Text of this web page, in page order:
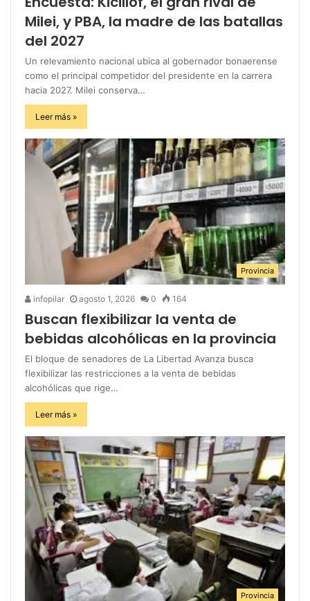
Milei, y PBA, la madre de las batallas
del 2027
Un relevamiento nacional ubica al gobernador bonaerense
como el principal competidor del presidente en la carrera
hacia 2027. Milei conserva…
Leer más »
Provincia
infopilar agosto 1, 2026 0 164
Buscan flexibilizar la venta de
bebidas alcohólicas en la provincia
El bloque de senadores de La Libertad Avanza busca
flexibilizar las restricciones a la venta de bebidas
alcohólicas que rige…
Leer más »
Provincia